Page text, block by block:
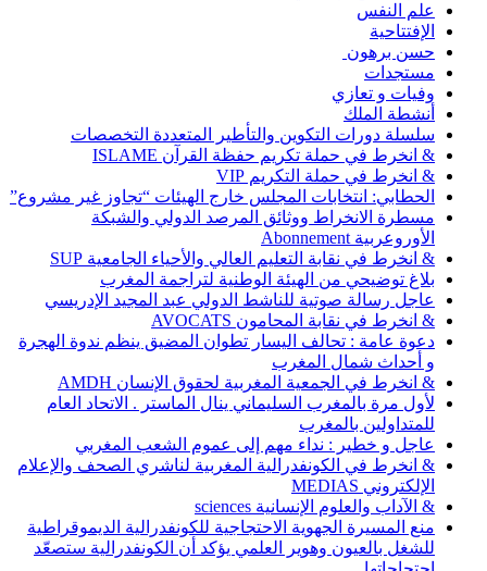
علم النفس
الإفتتاحية
حسن برهون
مستجدات
وفيات و تعازي
أنشطة الملك
سلسلة دورات التكوين والتأطير المتعددة التخصصات
& انخرط في حملة تكريم حفظة القرآن ISLAME
& انخرط في حملة التكريم VIP
الحطابي: انتخابات المجلس خارج الهيئات “تجاوز غير مشروع”
مسطرة الانخراط ووثائق المرصد الدولي والشبكة
الأوروعربية Abonnement
& انخرط في نقابة التعليم العالي والأحياء الجامعية SUP
بلاغ توضيحي من الهيئة الوطنية لتراجمة المغرب
عاجل رسالة صوتية للناشط الدولي عبد المجيد الإدريسي
& انخرط في نقابة المحامون AVOCATS
دعوة عامة : تحالف اليسار تطوان المضيق ينظم ندوة الهجرة
و أحداث شمال المغرب
& انخرط في الجمعية المغربية لحقوق الإنسان AMDH
لأول مرة بالمغرب السليماني ينال الماستر . الاتحاد العام
للمتداولين بالمغرب
عاجل و خطير : نداء مهم إلى عموم الشعب المغربي
& انخرط في الكونفدرالية المغربية لناشري الصحف والإعلام
الإلكتروني MEDIAS
& الآداب والعلوم الإنسانية sciences
منع المسيرة الجهوية الاحتجاجية للكونفدرالية الديموقراطية
للشغل بالعيون وهوير العلمي يؤكد أن الكونفدرالية ستصعّد